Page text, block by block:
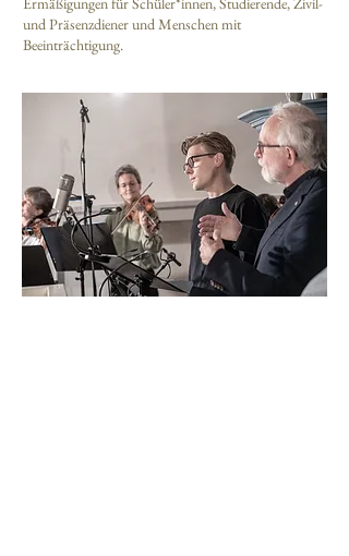
und Präsenzdiener und Menschen mit
Beeinträchtigung.